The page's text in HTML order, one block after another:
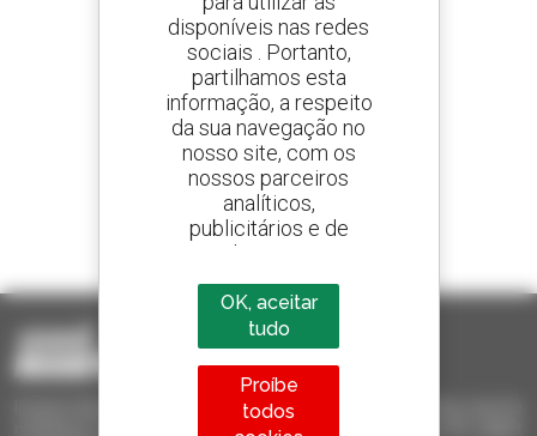
800 concessionários
A Manitou em todo o mundo
1 em cada 4 telescópicos
vendido no mundo é um manitou
Invia le richieste a più concessionari contemporaneamente, ricevi le
notifiche in base agli alert impostati. Tutto questo dal tuo PC, tablet
disponíveis nas redes
sociais . Portanto,
partilhamos esta
informação, a respeito
da sua navegação no
nosso site, com os
nossos parceiros
analíticos,
publicitários e de
redes sociais
OK, aceitar
tudo
Proíbe
todos